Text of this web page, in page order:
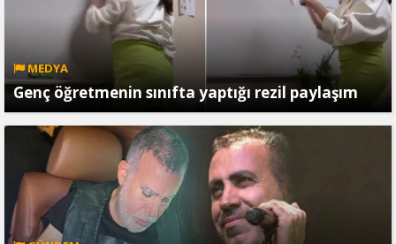
MEDYA
Genç öğretmenin sınıfta yaptığı rezil paylaşım